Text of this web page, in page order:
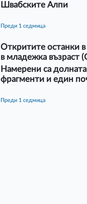
Швабските Алпи
преди 1 седмица
Откритите останки
в младежка
Намерени са
фрагменти и един
преди 1 седмица